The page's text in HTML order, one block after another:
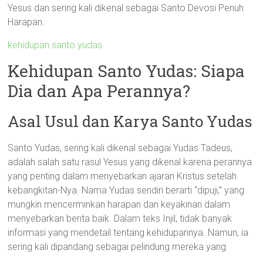
Yesus dan sering kali dikenal sebagai Santo Devosi Penuh
Harapan.
kehidupan santo yudas
Kehidupan Santo Yudas: Siapa
Dia dan Apa Perannya?
Asal Usul dan Karya Santo Yudas
Santo Yudas, sering kali dikenal sebagai Yudas Tadeus,
adalah salah satu rasul Yesus yang dikenal karena perannya
yang penting dalam menyebarkan ajaran Kristus setelah
kebangkitan-Nya. Nama Yudas sendiri berarti “dipuji,” yang
mungkin mencerminkan harapan dan keyakinan dalam
menyebarkan berita baik. Dalam teks Injil, tidak banyak
informasi yang mendetail tentang kehidupannya. Namun, ia
sering kali dipandang sebagai pelindung mereka yang